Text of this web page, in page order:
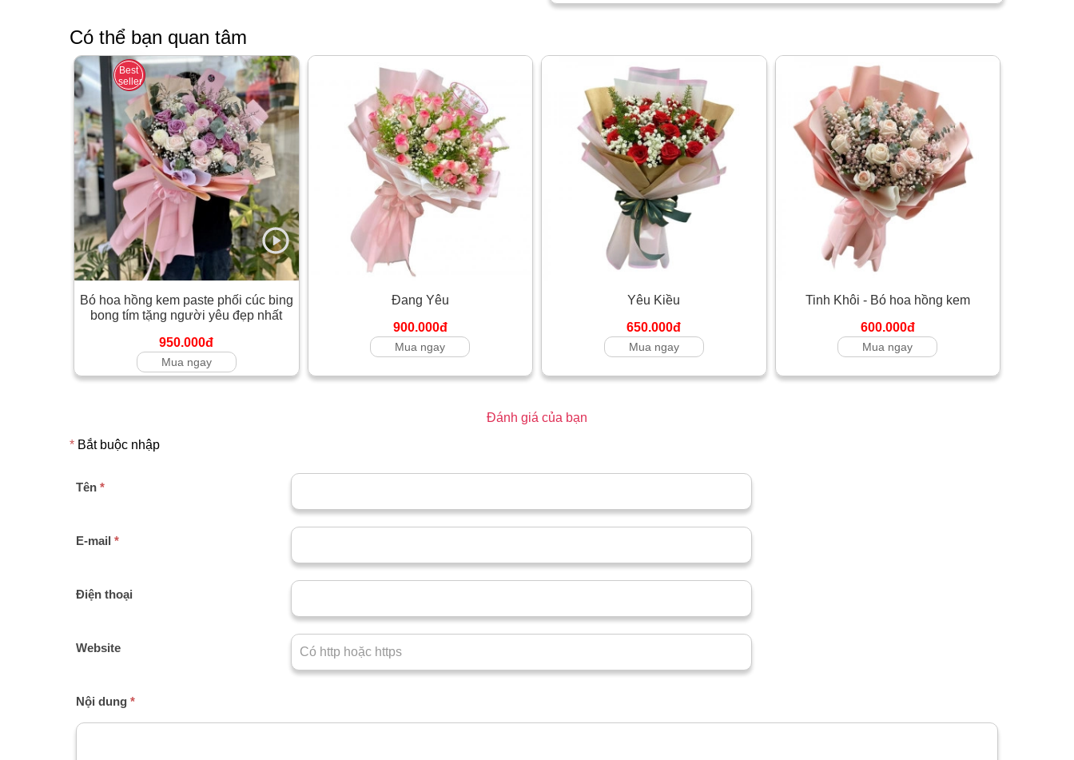
Có thể bạn quan tâm
Best
seller
Bó hoa hồng kem paste phối cúc bing
bong tím tặng người yêu đẹp nhất
950.000đ
Mua ngay
Đang Yêu
900.000đ
Mua ngay
Yêu Kiều
650.000đ
Mua ngay
Tinh Khôi - Bó hoa hồng kem
600.000đ
Mua ngay
Đánh giá của bạn
* Bắt buộc nhập
Tên *
E-mail *
Điện thoại
Website
Nội dung *